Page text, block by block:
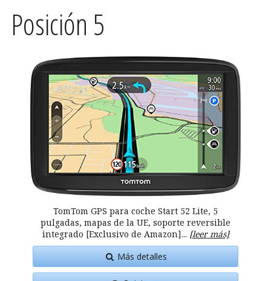
Posición 5
TomTom GPS para coche Start 52 Lite, 5
pulgadas, mapas de la UE, soporte reversible
integrado [Exclusivo de Amazon]... [leer más]
Más detalles